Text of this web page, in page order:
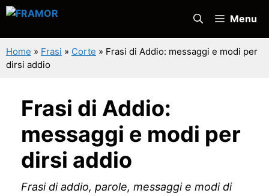
Vai
contenuto
Menu
Home » Frasi » Corte » Frasi di Addio: messaggi e modi per
dirsi addio
Frasi di Addio:
messaggi e modi per
dirsi addio
Frasi di addio, parole, messaggi e modi di